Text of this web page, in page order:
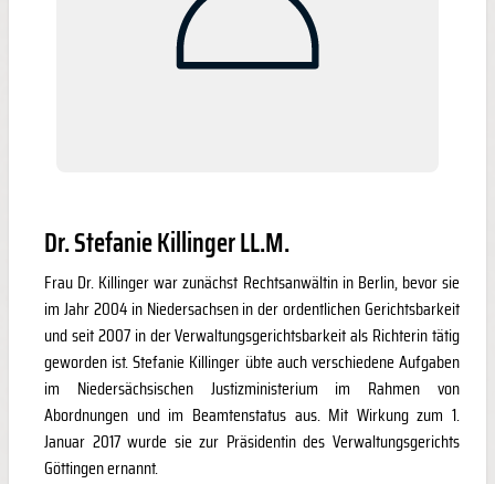
Dr. Stefanie Killinger LL.M.
Frau Dr. Killinger war zunächst Rechtsanwältin in Berlin, bevor sie
im Jahr 2004 in Niedersachsen in der ordentlichen Gerichtsbarkeit
und seit 2007 in der Verwaltungsgerichtsbarkeit als Richterin tätig
geworden ist. Stefanie Killinger übte auch verschiedene Aufgaben
im Niedersächsischen Justizministerium im Rahmen von
Abordnungen und im Beamtenstatus aus. Mit Wirkung zum 1.
Januar 2017 wurde sie zur Präsidentin des Verwaltungsgerichts
Göttingen ernannt.